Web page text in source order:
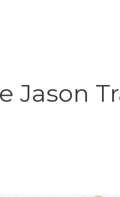
Jason